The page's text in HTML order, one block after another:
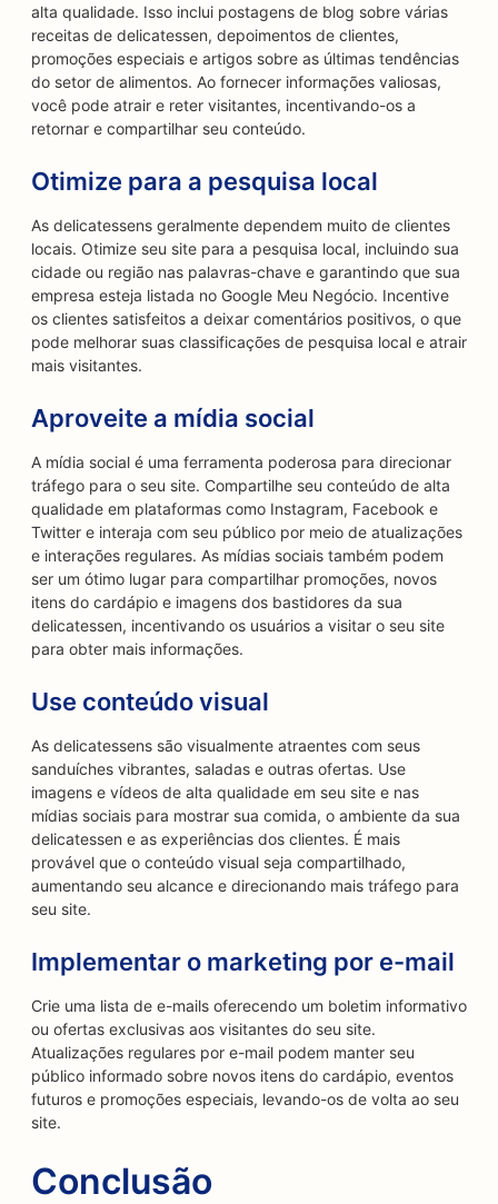
alta qualidade. Isso inclui postagens de blog sobre várias
receitas de delicatessen, depoimentos de clientes,
promoções especiais e artigos sobre as últimas tendências
do setor de alimentos. Ao fornecer informações valiosas,
você pode atrair e reter visitantes, incentivando-os a
retornar e compartilhar seu conteúdo.
Otimize para a pesquisa local
As delicatessens geralmente dependem muito de clientes
locais. Otimize seu site para a pesquisa local, incluindo sua
cidade ou região nas palavras-chave e garantindo que sua
empresa esteja listada no Google Meu Negócio. Incentive
os clientes satisfeitos a deixar comentários positivos, o que
pode melhorar suas classificações de pesquisa local e atrair
mais visitantes.
Aproveite a mídia social
A mídia social é uma ferramenta poderosa para direcionar
tráfego para o seu site. Compartilhe seu conteúdo de alta
qualidade em plataformas como Instagram, Facebook e
Twitter e interaja com seu público por meio de atualizações
e interações regulares. As mídias sociais também podem
ser um ótimo lugar para compartilhar promoções, novos
itens do cardápio e imagens dos bastidores da sua
delicatessen, incentivando os usuários a visitar o seu site
para obter mais informações.
Use conteúdo visual
As delicatessens são visualmente atraentes com seus
sanduíches vibrantes, saladas e outras ofertas. Use
imagens e vídeos de alta qualidade em seu site e nas
mídias sociais para mostrar sua comida, o ambiente da sua
delicatessen e as experiências dos clientes. É mais
provável que o conteúdo visual seja compartilhado,
aumentando seu alcance e direcionando mais tráfego para
seu site.
Implementar o marketing por e-mail
Crie uma lista de e-mails oferecendo um boletim informativo
ou ofertas exclusivas aos visitantes do seu site.
Atualizações regulares por e-mail podem manter seu
público informado sobre novos itens do cardápio, eventos
futuros e promoções especiais, levando-os de volta ao seu
site.
Conclusão